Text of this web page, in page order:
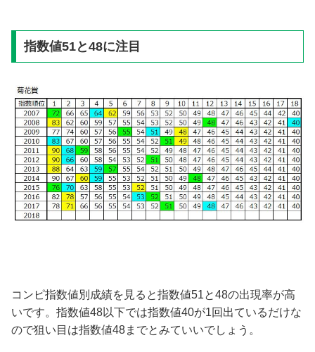
指数値51と48に注目
コンピ指数値別成績を見ると指数値51と48の出現率が高
いです。指数値48以下では指数値40が1回出ているだけな
ので狙い目は指数値48までとみていいでしょう。